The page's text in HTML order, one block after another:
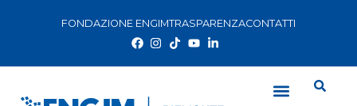
FONDAZIONE ENGIMTRASPARENZACONTATTI